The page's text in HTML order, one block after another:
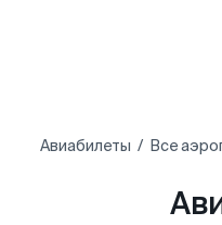
Авиабилеты Все